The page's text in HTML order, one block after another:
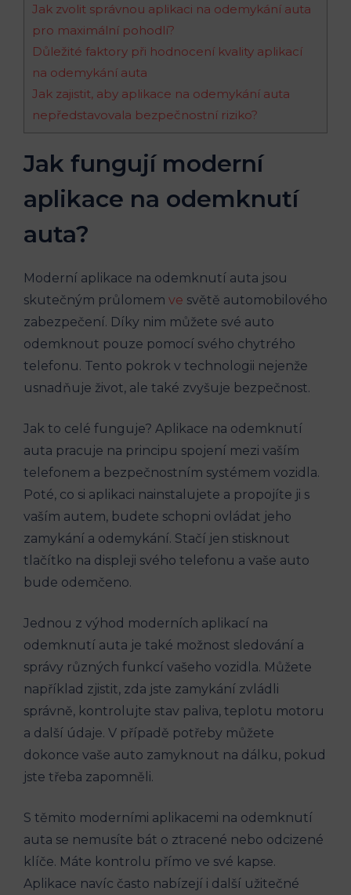
Jak zvolit správnou aplikaci na odemykání auta
pro maximální pohodlí?
Důležité faktory při hodnocení kvality aplikací
na odemykání auta
Jak zajistit, aby aplikace na odemykání auta
nepředstavovala bezpečnostní riziko?
Jak fungují moderní
aplikace na odemknutí
auta?
Moderní aplikace na odemknutí auta jsou
skutečným průlomem ve světě automobilového
zabezpečení. Díky nim můžete své auto
odemknout pouze pomocí svého chytrého
telefonu. Tento pokrok v technologii nejenže
usnadňuje život, ale také zvyšuje bezpečnost.
Jak to celé funguje? Aplikace na odemknutí
auta pracuje na principu spojení mezi vaším
telefonem a bezpečnostním systémem vozidla.
Poté, co si aplikaci nainstalujete a propojíte ji s
vaším autem, budete schopni ovládat jeho
zamykání a odemykání. Stačí jen stisknout
tlačítko na displeji svého telefonu a vaše auto
bude odemčeno.
Jednou z výhod moderních aplikací na
odemknutí auta je také možnost sledování a
správy různých funkcí vašeho vozidla. Můžete
například zjistit, zda jste zamykání zvládli
správně, kontrolujte stav paliva, teplotu motoru
a další údaje. V případě potřeby můžete
dokonce vaše auto zamyknout na dálku, pokud
jste třeba zapomněli.
S těmito moderními aplikacemi na odemknutí
auta se nemusíte bát o ztracené nebo odcizené
klíče. Máte kontrolu přímo ve své kapse.
Aplikace navíc často nabízejí i další užitečné